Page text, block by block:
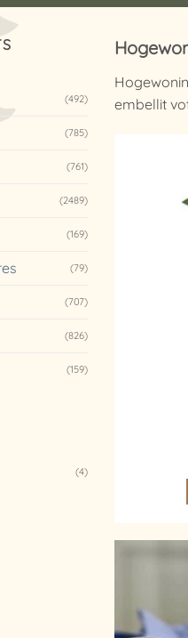
(492)
(785)
(761)
(2489)
(169)
(79)
(707)
(826)
(159)
(4)
embellit